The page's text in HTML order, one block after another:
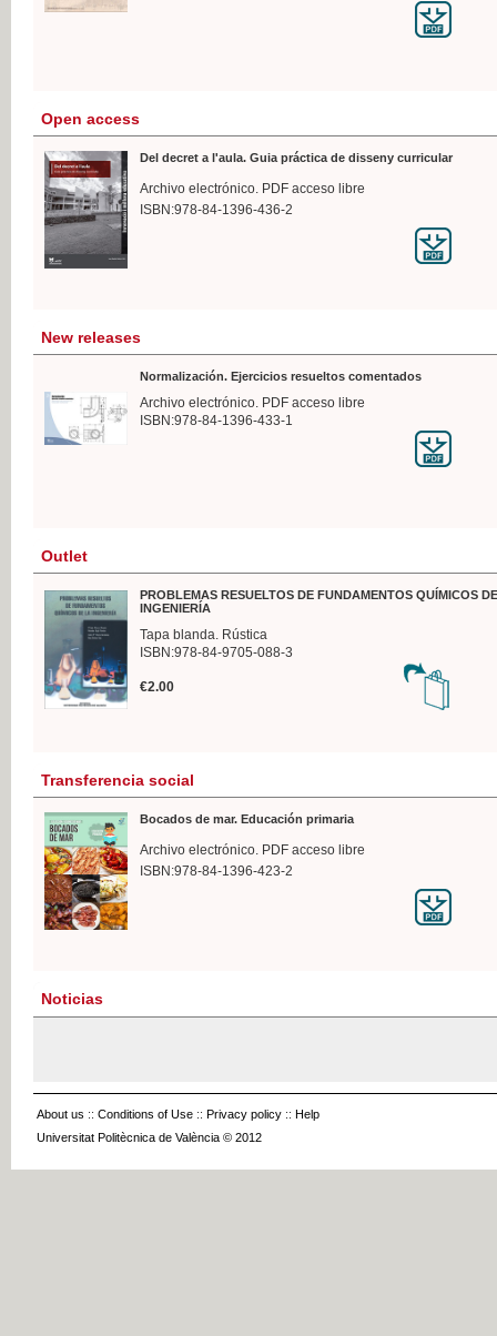
Open access
Del decret a l'aula. Guia práctica de disseny curricular
Archivo electrónico. PDF acceso libre
ISBN:978-84-1396-436-2
New releases
Normalización. Ejercicios resueltos comentados
Archivo electrónico. PDF acceso libre
ISBN:978-84-1396-433-1
Outlet
PROBLEMAS RESUELTOS DE FUNDAMENTOS QUÍMICOS
INGENIERÍA
Tapa blanda. Rústica
ISBN:978-84-9705-088-3
€2.00
Transferencia social
Bocados de mar. Educación primaria
Archivo electrónico. PDF acceso libre
ISBN:978-84-1396-423-2
Noticias
About us :: Conditions of Use :: Privacy policy :: Help
Universitat Politècnica de València © 2012